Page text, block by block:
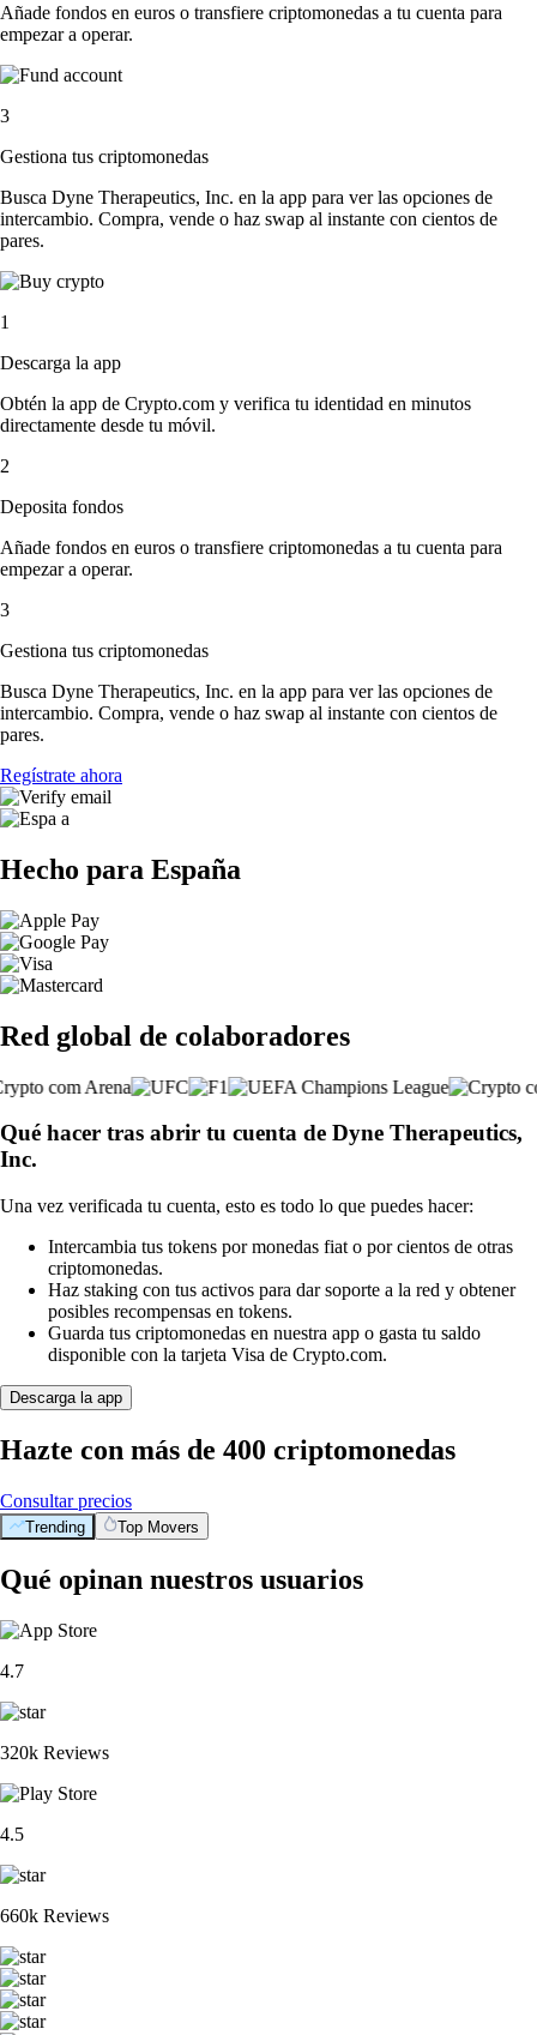
Añade fondos en euros o transfiere criptomonedas a tu cuenta para
empezar a operar.
3
Gestiona tus criptomonedas
Busca Dyne Therapeutics, Inc. en la app para ver las opciones de
intercambio. Compra, vende o haz swap al instante con cientos de
pares.
1
Descarga la app
Obtén la app de Crypto.com y verifica tu identidad en minutos
directamente desde tu móvil.
2
Deposita fondos
Añade fondos en euros o transfiere criptomonedas a tu cuenta para
empezar a operar.
3
Gestiona tus criptomonedas
Busca Dyne Therapeutics, Inc. en la app para ver las opciones de
intercambio. Compra, vende o haz swap al instante con cientos de
pares.
Regístrate ahora
Hecho para España
Red global de colaboradores
Qué hacer tras abrir tu cuenta de Dyne Therapeutics,
Inc.
Una vez verificada tu cuenta, esto es todo lo que puedes hacer:
Intercambia tus tokens por monedas fiat o por cientos de otras
criptomonedas.
Haz staking con tus activos para dar soporte a la red y obtener
posibles recompensas en tokens.
Guarda tus criptomonedas en nuestra app o gasta tu saldo
disponible con la tarjeta Visa de Crypto.com.
Descarga la app
Hazte con más de 400 criptomonedas
Consultar precios
Trending Top Movers
Qué opinan nuestros usuarios
4.7
320k Reviews
4.5
660k Reviews